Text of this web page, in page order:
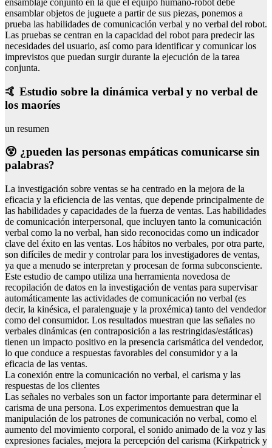
ensamblaje conjunto en la que el equipo humano-robot debe
ensamblar objetos de juguete a partir de sus piezas, ponemos a
prueba las habilidades de comunicación verbal y no verbal del robot.
Las pruebas se centran en la capacidad del robot para predecir las
necesidades del usuario, así como para identificar y comunicar los
imprevistos que puedan surgir durante la ejecución de la tarea
conjunta.
🤙 Estudio sobre la dinámica verbal y no verbal de
los maoríes
un resumen
😵 ¿pueden las personas empáticas comunicarse sin
palabras?
La investigación sobre ventas se ha centrado en la mejora de la
eficacia y la eficiencia de las ventas, que depende principalmente de
las habilidades y capacidades de la fuerza de ventas. Las habilidades
de comunicación interpersonal, que incluyen tanto la comunicación
verbal como la no verbal, han sido reconocidas como un indicador
clave del éxito en las ventas. Los hábitos no verbales, por otra parte,
son difíciles de medir y controlar para los investigadores de ventas,
ya que a menudo se interpretan y procesan de forma subconsciente.
Este estudio de campo utiliza una herramienta novedosa de
recopilación de datos en la investigación de ventas para supervisar
automáticamente las actividades de comunicación no verbal (es
decir, la kinésica, el paralenguaje y la proxémica) tanto del vendedor
como del consumidor. Los resultados muestran que las señales no
verbales dinámicas (en contraposición a las restringidas/estáticas)
tienen un impacto positivo en la presencia carismática del vendedor,
lo que conduce a respuestas favorables del consumidor y a la
eficacia de las ventas.
La conexión entre la comunicación no verbal, el carisma y las
respuestas de los clientes
Las señales no verbales son un factor importante para determinar el
carisma de una persona. Los experimentos demuestran que la
manipulación de los patrones de comunicación no verbal, como el
aumento del movimiento corporal, el sonido animado de la voz y las
expresiones faciales, mejora la percepción del carisma (Kirkpatrick y